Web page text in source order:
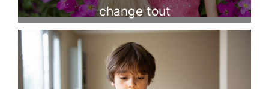
change tout